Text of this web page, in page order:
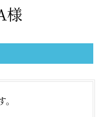
チェコ
オーストリア
オーストラリア
様